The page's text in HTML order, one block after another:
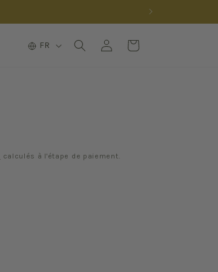
L
FR ConnexionPanier
calculés à l'étape de paiement.